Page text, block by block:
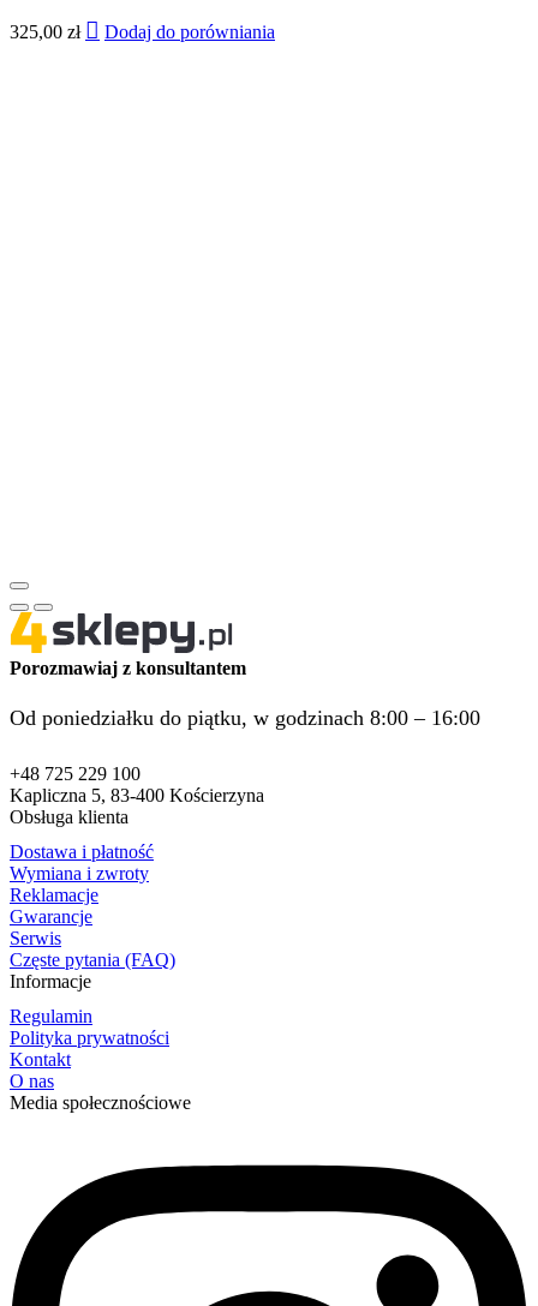
325,00 zł Dodaj do porówniania
Porozmawiaj z konsultantem
Od poniedziałku do piątku, w godzinach 8:00 – 16:00
+48 725 229 100
Kapliczna 5, 83-400 Kościerzyna
Obsługa klienta
Dostawa i płatność
Wymiana i zwroty
Reklamacje
Gwarancje
Serwis
Częste pytania (FAQ)
Informacje
Regulamin
Polityka prywatności
Kontakt
O nas
Media społecznościowe